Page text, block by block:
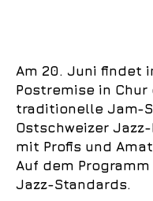
Am 20. Juni findet
Postremise in Chur
traditionelle Jam-
Ostschweizer
mit Profis und
Auf dem
Jazz-Standards.